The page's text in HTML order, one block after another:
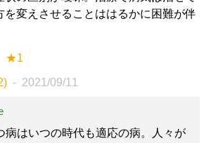
を変えさせることははるかに困難が伴
★1
2021/09/11
病はいつの時代も適応の病。人々が